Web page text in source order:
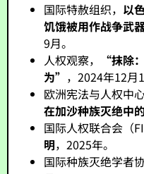
国际特赦组织， 以
饥饿被用作战争武
9月。
人权观察，
“抹除
为” ，2024年12月
欧洲宪法与人权中
在加沙种族灭绝中
国际人权联合会（
明，2025年。
国际种族灭绝学者